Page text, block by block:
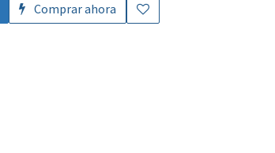
Comprar ahora